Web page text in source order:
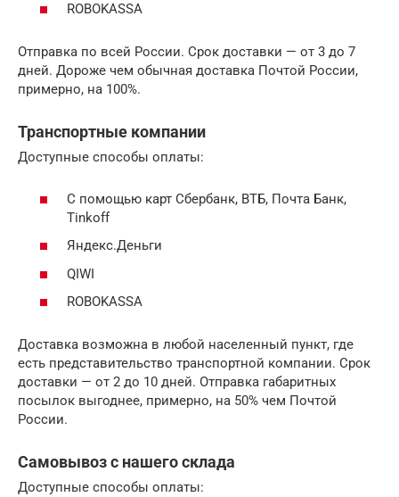
ROBOKASSA
Отправка по всей России. Срок доставки — от 3 до 7
дней. Дороже чем обычная доставка Почтой России,
примерно, на 100%.
Транспортные компании
Доступные способы оплаты:
С помощью карт Сбербанк, ВТБ, Почта Банк,
Tinkoff
Яндекс.Деньги
QIWI
ROBOKASSA
Доставка возможна в любой населенный пункт, где
есть представительство транспортной компании. Срок
доставки — от 2 до 10 дней. Отправка габаритных
посылок выгоднее, примерно, на 50% чем Почтой
России.
Самовывоз с нашего склада
Доступные способы оплаты: